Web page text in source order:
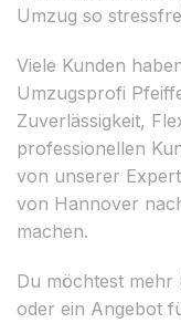
Umzug so
Viele Kunden
Umzugsprofi
Zuverlässigkeit,
professionellen
von unserer
von Hannover
machen.
Du möchtest
oder ein Angebot